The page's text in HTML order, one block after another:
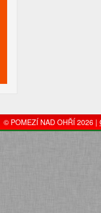
© POMEZÍ NAD OHŘÍ 2026 |